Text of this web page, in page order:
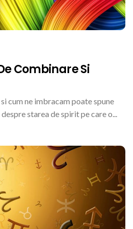
Combinare Si
cum ne imbracam poate spune
starea de spirit pe care o...